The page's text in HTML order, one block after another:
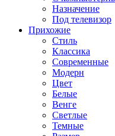
Назначение
Под телевизор
Прихожие
Стиль
Классика
Современные
Модерн
Цвет
Белые
Венге
Светлые
Темные